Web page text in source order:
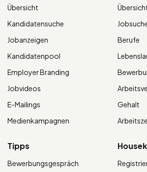
Übersicht
Kandidatensuche
Jobanzeigen
Kandidatenpool
Employer Branding
Jobvideos
E-Mailings
Medienkampagnen
Berufe
Gehalt
Tipps
Bewerbungsgespräch